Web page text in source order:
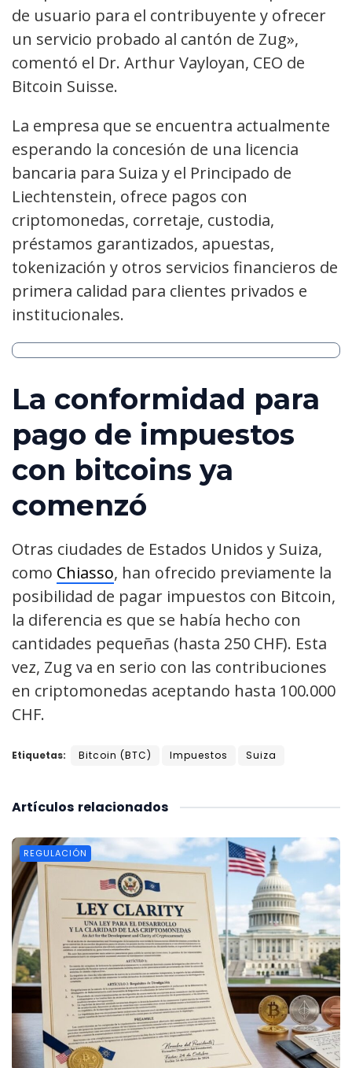
de usuario para el contribuyente y ofrecer
un servicio probado al cantón de Zug»,
comentó el Dr. Arthur Vayloyan, CEO de
Bitcoin Suisse.
La empresa que se encuentra actualmente
esperando la concesión de una licencia
bancaria para Suiza y el Principado de
Liechtenstein, ofrece pagos con
criptomonedas, corretaje, custodia,
préstamos garantizados, apuestas,
tokenización y otros servicios financieros de
primera calidad para clientes privados e
institucionales.
La conformidad para
pago de impuestos
con bitcoins ya
comenzó
Otras ciudades de Estados Unidos y Suiza,
como Chiasso, han ofrecido previamente la
posibilidad de pagar impuestos con Bitcoin,
la diferencia es que se había hecho con
cantidades pequeñas (hasta 250 CHF). Esta
vez, Zug va en serio con las contribuciones
en criptomonedas aceptando hasta 100.000
CHF.
Etiquetas: Bitcoin (BTC) Impuestos Suiza
relacionados
Artículos
REGULACIÓN